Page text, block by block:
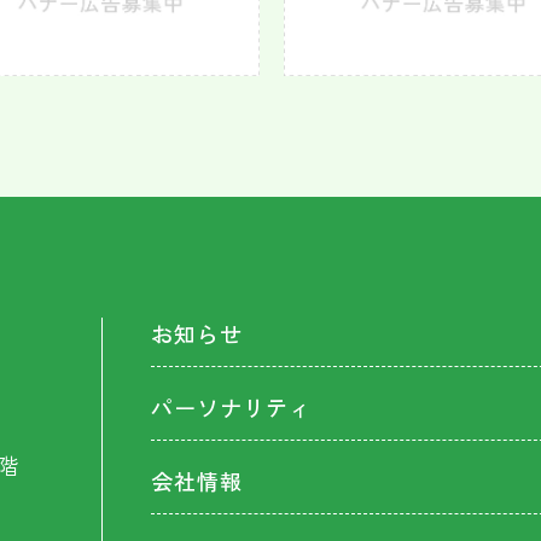
お知らせ
パーソナリティ
会社情報